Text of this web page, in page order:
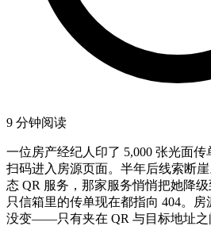
9 分钟阅读
一位房产经纪人印了 5,000 张光面传
扫码进入房源页面。半年后线索断
态 QR 服务，那家服务悄悄把她降
只信箱里的传单现在都指向 404。
没变——只有夹在 QR 与目标地址之